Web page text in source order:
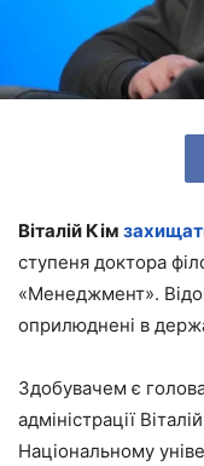
Віталій Кім
ступеня доктора
«Менеджмент».
оприлюднені в
Здобувачем є
адміністрації
Національному